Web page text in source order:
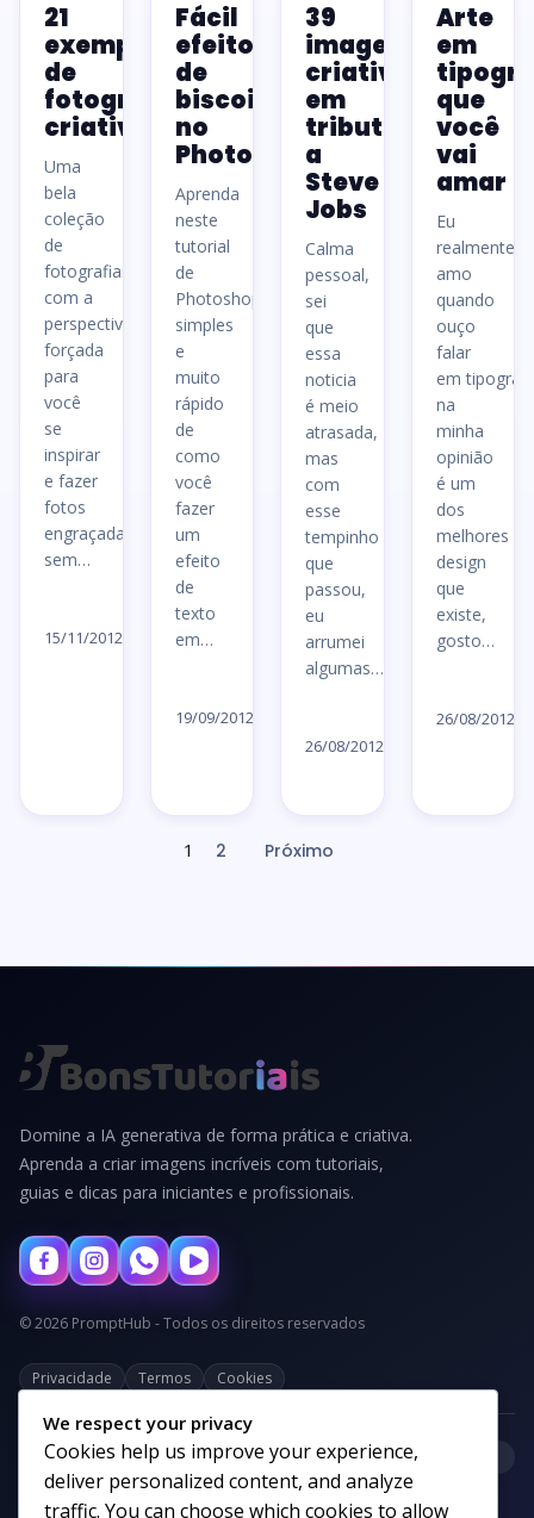
21
exemplos
de
fotografias
criativas
Uma
bela
coleção
de
fotografias
com a
perspectiva
forçada
para
você
se
inspirar
e fazer
fotos
engraçadas
sem…
15/11/2012
Fácil
efeito
de
biscoito
no
Photoshop
Aprenda
neste
tutorial
de
Photoshop
simples
e
muito
rápido
de
como
você
fazer
um
efeito
de
texto
em…
19/09/2012
39
imagens
criativas
em
tributo
a
Steve
Jobs
Calma
pessoal,
sei
que
essa
noticia
é meio
atrasada,
mas
com
esse
tempinho
que
passou,
eu
arrumei
algumas…
26/08/2012
Arte
em
que
você
vai
amar
Eu
realmente
amo
quando
ouço
falar
em
na
minha
opinião
é um
dos
melhores
design
que
existe,
gosto…
26/08/2012
Paginação
1 2 Próximo
Domine a IA generativa de forma prática e criativa.
Aprenda a criar imagens incríveis com tutoriais,
guias e dicas para iniciantes e profissionais.
© 2026 PromptHub - Todos os direitos reservados
Privacidade Termos Cookies
Categorias
We respect your privacy
Cookies help us improve your experience,
deliver personalized content, and analyze
traffic. You can choose which cookies to allow